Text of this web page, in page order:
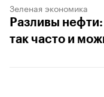
Зеленая экономика
Разливы
так часто и